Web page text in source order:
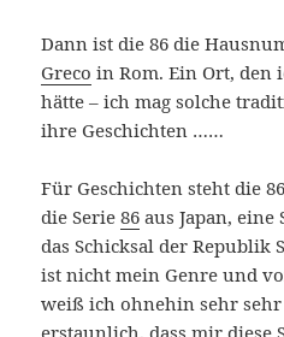
Dann ist die 86 die
Greco in Rom. Ein Ort, den
hätte – ich mag solche
ihre Geschichten ……
Für Geschichten steht die
die Serie86 aus Japan, eine
das Schicksal der Republik
ist nicht mein Genre und
weiß ich ohnehin sehr